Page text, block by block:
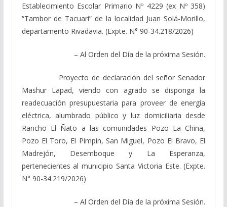
Establecimiento Escolar Primario Nº 4229 (ex Nº 358)
“Tambor de Tacuarí” de la localidad Juan Solá-Morillo,
departamento Rivadavia. (Expte. N° 90-34.218/2026)
– Al Orden del Día de la próxima Sesión.
Proyecto de declaración del señor Senador
Mashur Lapad, viendo con agrado se disponga la
readecuación presupuestaria para proveer de energía
eléctrica, alumbrado público y luz domiciliaria desde
Rancho El Ñato a las comunidades Pozo La China,
Pozo El Toro, El Pimpín, San Miguel, Pozo El Bravo, El
Madrejón, Desemboque y La Esperanza,
pertenecientes al municipio Santa Victoria Este. (Expte.
N° 90-34.219/2026)
– Al Orden del Día de la próxima Sesión.